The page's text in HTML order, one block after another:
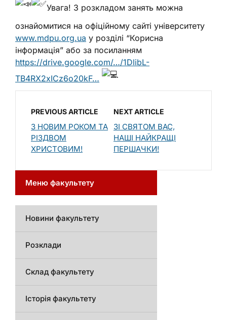
Увага! З розкладом занять можна
ознайомитися на офіційному сайті університету
www.mdpu.org.ua у розділі “Корисна
інформація” або за посиланням
https://drive.google.com/…/1DlibL-
TB4RX2xICz6o20kF…
PREVIOUS ARTICLE
З НОВИМ РОКОМ ТА
РІЗДВОМ
ХРИСТОВИМ!
NEXT ARTICLE
ЗІ СВЯТОМ ВАС,
НАШІ НАЙКРАЩІ
ПЕРШАЧКИ!
Меню факультету
Новини факультету
Розклади
Склад факультету
Історія факультету